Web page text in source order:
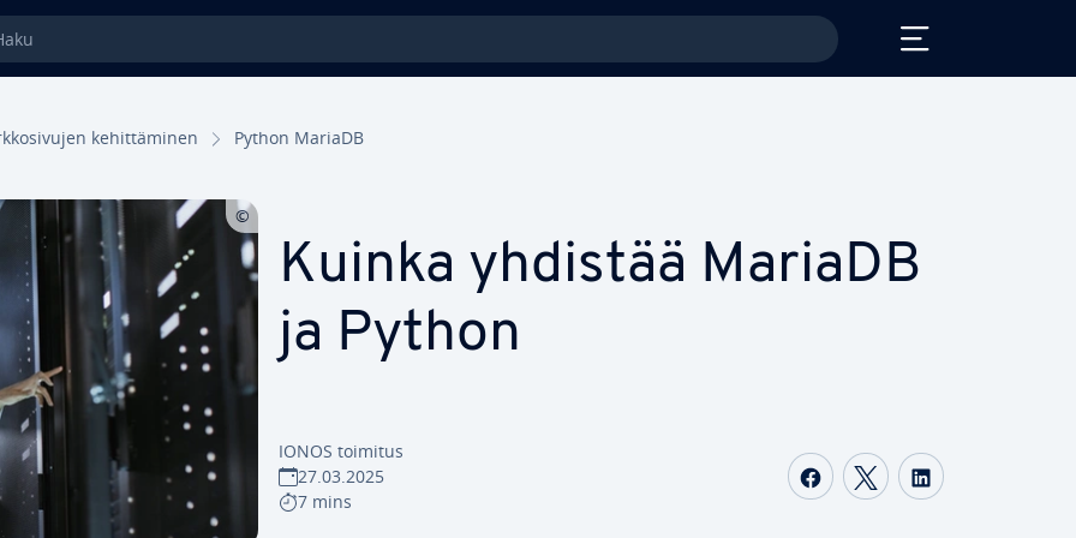
ke­hit­tä­mi­nen Python MariaDB
Kuinka yhdistää MariaDB
ja Python
IONOS toimitus
27.03.2025
7 mins
Jaa Face­boo­kis­sa
Jaa Twit­te­ris­sä
Jaa